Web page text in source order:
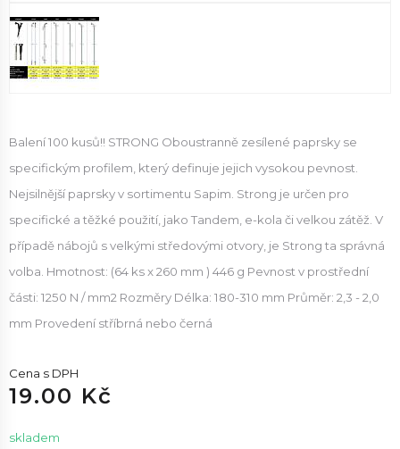
Balení 100 kusů!! STRONG Oboustranně zesílené paprsky se
specifickým profilem, který definuje jejich vysokou pevnost.
Nejsilnější paprsky v sortimentu Sapim. Strong je určen pro
specifické a těžké použití, jako Tandem, e-kola či velkou zátěž. V
případě nábojů s velkými středovými otvory, je Strong ta správná
volba. Hmotnost: (64 ks x 260 mm ) 446 g Pevnost v prostřední
části: 1250 N / mm2 Rozměry Délka: 180-310 mm Průměr: 2,3 - 2,0
mm Provedení stříbrná nebo černá
Cena s DPH
19.00 Kč
skladem